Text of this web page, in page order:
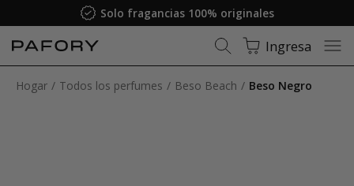
Solo fragancias 100% originales
Ingresa
Hogar Todos los perfumes Beso Beach Beso Negro